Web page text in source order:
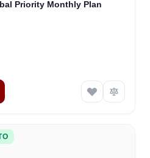
Priority Monthly Plan